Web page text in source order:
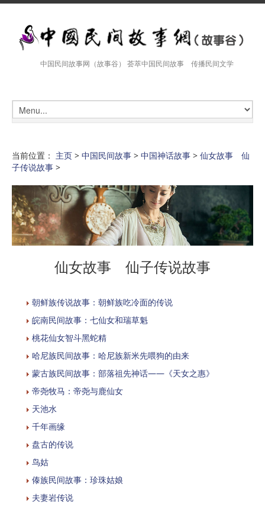
中国民间故事网（故事谷） 荟萃中国民间故事 传播民间文学
当前位置： 主页 > 中国民间故事 > 中国神话故事 > 仙女故事 仙
子传说故事 >
仙女故事 仙子传说故事
朝鲜族传说故事：朝鲜族吃冷面的传说
皖南民间故事：七仙女和瑞草魁
桃花仙女智斗黑蛇精
哈尼族民间故事：哈尼族新米先喂狗的由来
蒙古族民间故事：部落祖先神话——《天女之惠》
帝尧牧马：帝尧与鹿仙女
天池水
千年画缘
盘古的传说
鸟姑
傣族民间故事：珍珠姑娘
夫妻岩传说